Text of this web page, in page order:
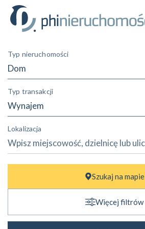
Typ nieruchomości
Dom
Typ transakcji
Wynajem
Lokalizacja
Cenanajmu
zł —
m² —
Szukaj na mapie
Więcej filtrów